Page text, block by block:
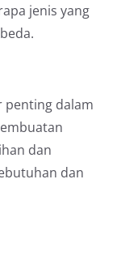
jenis yang
penting dalam
dan
dan